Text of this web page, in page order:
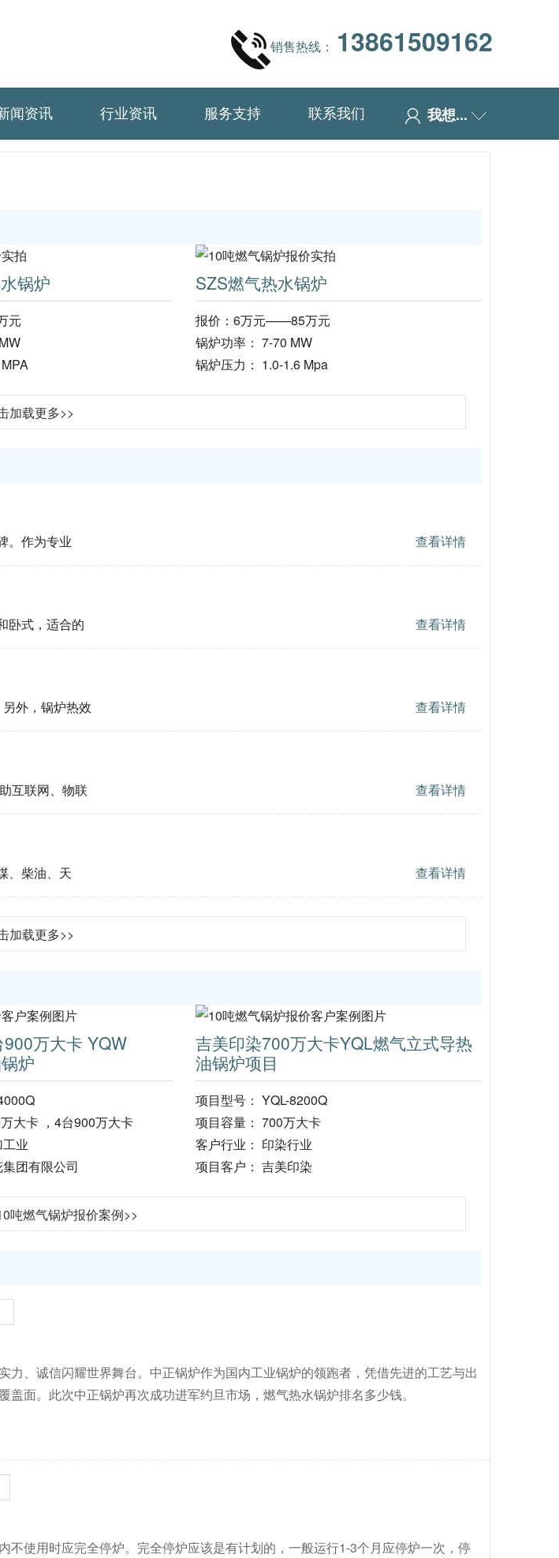
销售热线： 13861509162
闻资讯 行业资讯 服务支持 联系我们 我想...
锅炉
元
SZS燃气热水锅炉
报价：6万元——85万元
锅炉功率： 7-70 MW
锅炉压力： 1.0-1.6 Mpa
加载更多>>
。作为专业 查看详情
卧式，适合的 查看详情
外，锅炉热效 查看详情
互联网、物联 查看详情
、柴油、天 查看详情
加载更多>>
万大卡 YQW
炉
大卡 ，4台900万大卡
业
团有限公司
吉美印染700万大卡YQL燃气立式导热
油锅炉项目
项目型号： YQL-8200Q
项目容量： 700万大卡
客户行业： 印染行业
项目客户： 吉美印染
吨燃气锅炉报价案例>>
力、诚信闪耀世界舞台。中正锅炉作为国内工业锅炉的领跑者，凭借先进的工艺与出
盖面。此次中正锅炉再次成功进军约旦市场，燃气热水锅炉排名多少钱。
不使用时应完全停炉。完全停炉应该是有计划的，一般运行1-3个月应停炉一次，停